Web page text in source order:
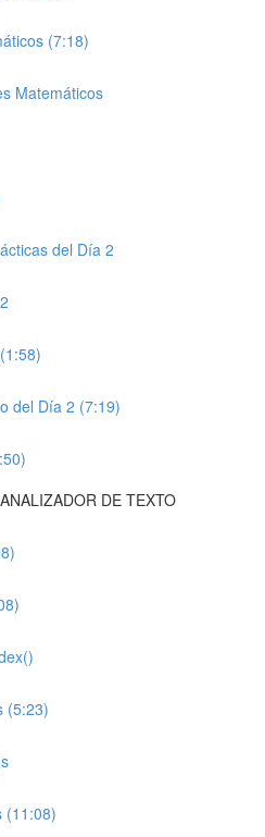
(7:18)
Matemáticos
del Día 2
del Día 2 (7:19)
DE TEXTO
(5:23)
(11:08)